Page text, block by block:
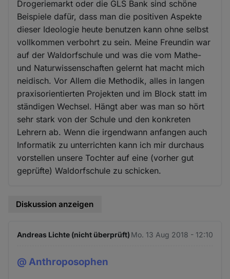
Drogeriemarkt oder die GLS Bank sind schöne
Beispiele dafür, dass man die positiven Aspekte
dieser Ideologie heute benutzen kann ohne selbst
vollkommen verbohrt zu sein. Meine Freundin war
auf der Waldorfschule und was die vom Mathe-
und Naturwissenschaften gelernt hat macht mich
neidisch. Vor Allem die Methodik, alles in langen
praxisorientierten Projekten und im Block statt im
ständigen Wechsel. Hängt aber was man so hört
sehr stark von der Schule und den konkreten
Lehrern ab. Wenn die irgendwann anfangen auch
Informatik zu unterrichten kann ich mir durchaus
vorstellen unsere Tochter auf eine (vorher gut
geprüfte) Waldorfschule zu schicken.
Diskussion anzeigen
Andreas Lichte (nicht überprüft) Mo. 13 Aug 2018 - 12:10
@ Anthroposophen